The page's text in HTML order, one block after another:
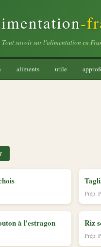
-
Tout savoir sur l'alimentation en
aliments utile
Prép:
à l'estragon Riz
Prép: